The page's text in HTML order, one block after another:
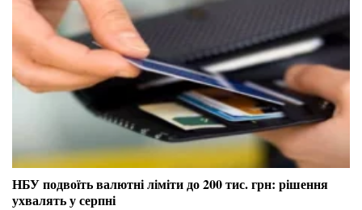
НБУ подвоїть валютні ліміти до 200 тис. грн: рішення
ухвалять у серпні